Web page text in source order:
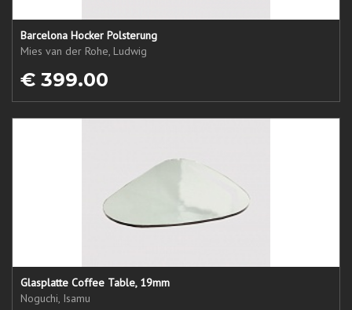
Barcelona Hocker Polsterung
Mies van der Rohe, Ludwig
€ 399.00
Glasplatte Coffee Table, 19mm
Noguchi, Isamu